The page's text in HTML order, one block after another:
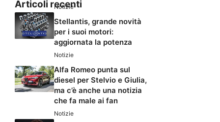
Articoli recenti
Notizie
Stellantis, grande novità
per i suoi motori:
aggiornata la potenza
Notizie
Alfa Romeo punta sul
diesel per Stelvio e Giulia,
ma c’è anche una notizia
che fa male ai fan
Notizie